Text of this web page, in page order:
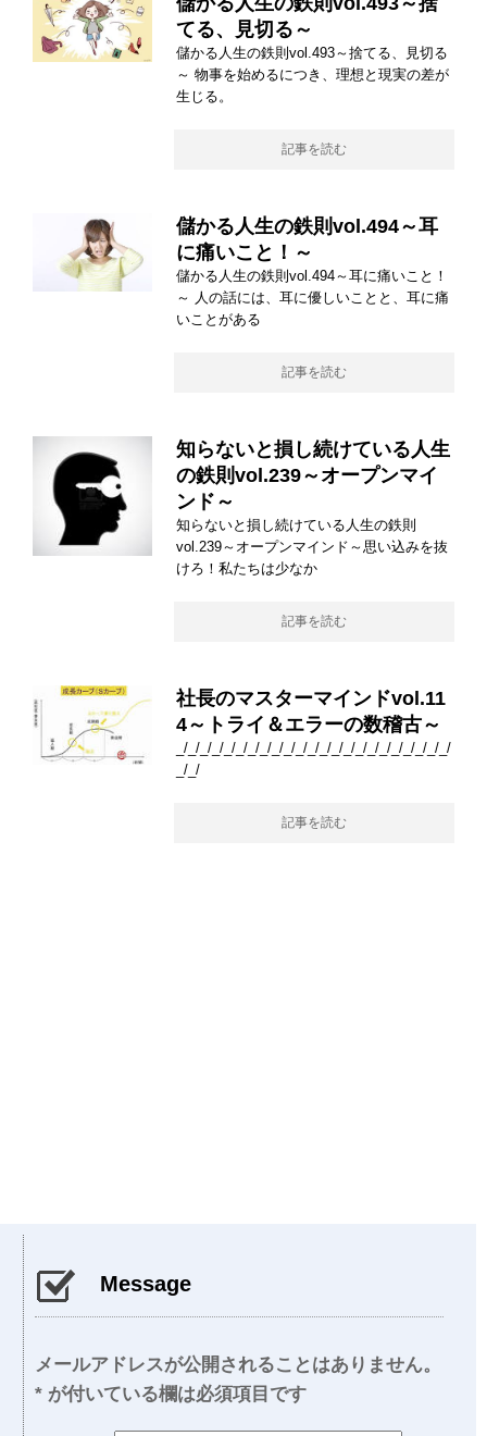
てる、見切る～
儲かる人生の鉄則vol.493～捨てる、見切る
～ 物事を始めるにつき、理想と現実の差が
生じる。
記事を読む
儲かる人生の鉄則vol.494～耳
に痛いこと！～
儲かる人生の鉄則vol.494～耳に痛いこと！
～ 人の話には、耳に優しいことと、耳に痛
いことがある
記事を読む
知らないと損し続けている人生
の鉄則vol.239～オープンマイ
ンド～
知らないと損し続けている人生の鉄則
vol.239～オープンマインド～思い込みを抜
けろ！私たちは少なか
記事を読む
社長のマスターマインドvol.11
4～トライ＆エラーの数稽古～
_/_/_/_/_/_/_/_/_/_/_/_/_/_/_/_/_/_/_/_/_/_/_/
_/_/
記事を読む
Message
メールアドレスが公開されることはありません。
* が付いている欄は必須項目です